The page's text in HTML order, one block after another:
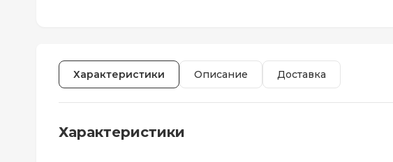
Характеристики Описание Доставка
Характеристики